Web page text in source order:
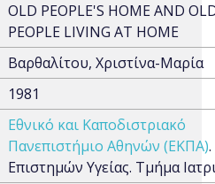
OLD PEOPLE'S HOME AND
PEOPLE LIVING AT HOME
Βαρθαλίτου, Χριστίνα-Μαρία
1981
Εθνικό και Καποδιστριακό
Πανεπιστήμιο Αθηνών (ΕΚΠΑ)
Επιστημών Υγείας. Τμήμα